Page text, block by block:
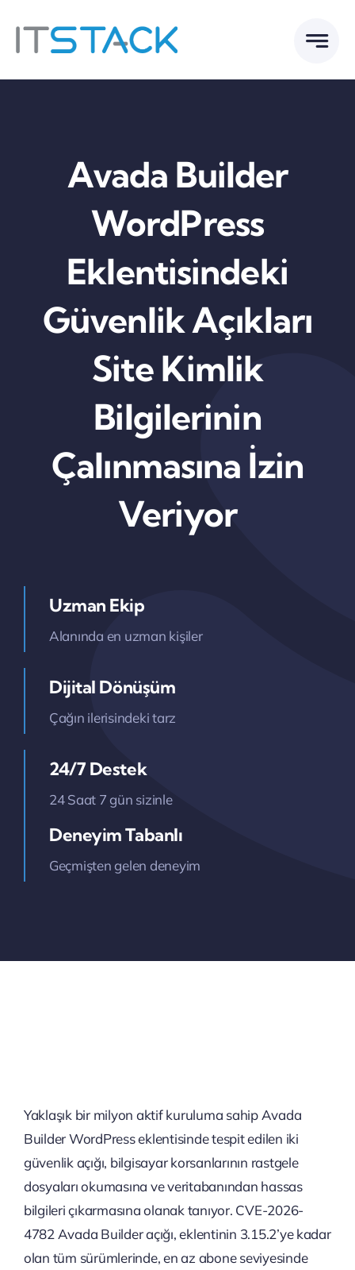
content
Avada Builder
WordPress
Eklentisindeki
Güvenlik Açıkları
Site Kimlik
Bilgilerinin
Çalınmasına İzin
Veriyor
Uzman Ekip
Alanında en uzman kişiler
Dijital Dönüşüm
Çağın ilerisindeki tarz
24/7 Destek
24 Saat 7 gün sizinle
Deneyim Tabanlı
Geçmişten gelen deneyim
Yaklaşık bir milyon aktif kuruluma sahip Avada
Builder WordPress eklentisinde tespit edilen iki
güvenlik açığı, bilgisayar korsanlarının rastgele
dosyaları okumasına ve veritabanından hassas
bilgileri çıkarmasına olanak tanıyor. CVE-2026-
4782 Avada Builder açığı, eklentinin 3.15.2’ye kadar
olan tüm sürümlerinde, en az abone seviyesinde